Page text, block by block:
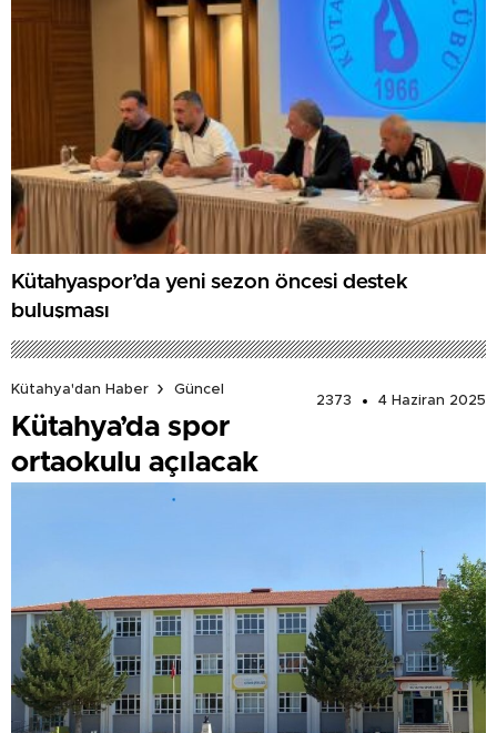
Kütahyaspor’da yeni sezon öncesi destek
buluşması
Kütahya'dan Haber
Güncel
2373
4 Haziran 2025
Kütahya’da spor
ortaokulu açılacak